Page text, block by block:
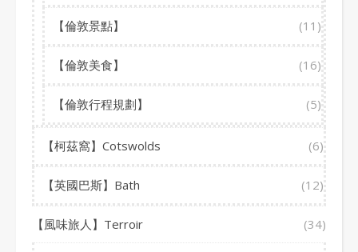
【倫敦景點】 (11)
【倫敦美食】 (16)
【倫敦行程規劃】 (5)
【柯茲窩】Cotswolds (6)
【英國巴斯】Bath (12)
【風味旅人】Terroir (34)